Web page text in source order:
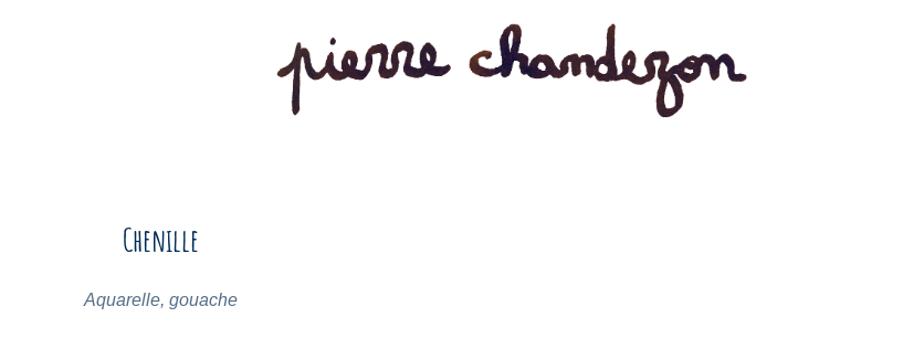
Chenille
Aquarelle, gouache